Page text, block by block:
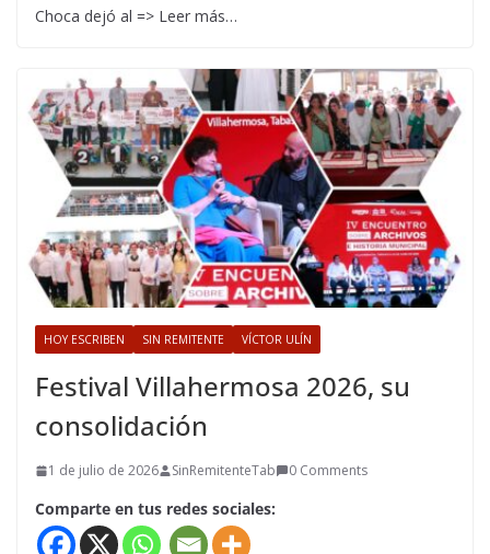
Choca dejó al => Leer más…
HOY ESCRIBEN SIN REMITENTE VÍCTOR ULÍN
Festival Villahermosa 2026, su
consolidación
1 de julio de 2026 SinRemitenteTab 0 Comments
Comparte en tus redes sociales: